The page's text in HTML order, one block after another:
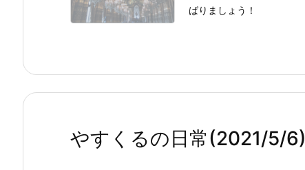
ばりましょう！
やすくるの日常(2021/5/6)